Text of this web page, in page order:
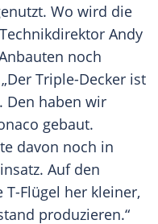
Wo wird die
Andy
noch
Triple-Decker ist
Den haben wir
gebaut.
davon noch in
Auf den
T-Flügel her kleiner,
produzieren.“